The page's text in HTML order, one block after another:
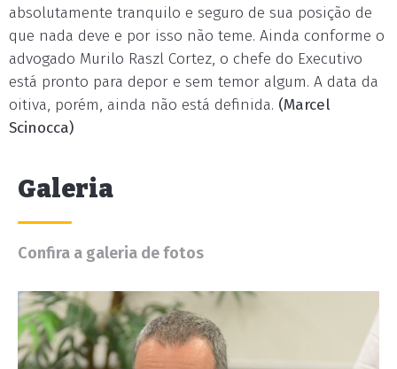
absolutamente tranquilo e seguro de sua posição de
que nada deve e por isso não teme. Ainda conforme o
advogado Murilo Raszl Cortez, o chefe do Executivo
está pronto para depor e sem temor algum. A data da
oitiva, porém, ainda não está definida. (Marcel
Scinocca)
Galeria
Confira a galeria de fotos